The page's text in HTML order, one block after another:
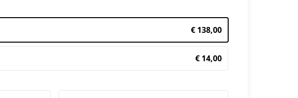
€ 138,00
€ 14,00